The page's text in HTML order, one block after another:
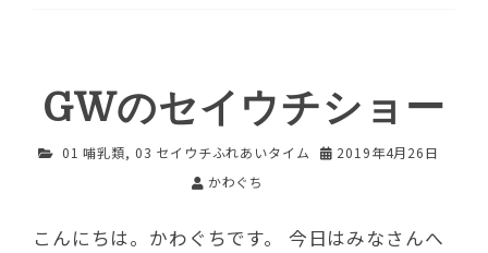
GWのセイウチショー
01 哺乳類, 03 セイウチふれあいタイム
2019年4月26日
かわぐち
こんにちは。かわぐちです。 今日はみなさんへ